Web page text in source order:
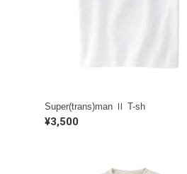
Super(trans)man Ⅱ T-sh
¥3,500